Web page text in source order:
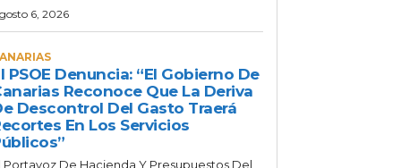
6, 2026
PSOE Denuncia: “El Gobierno De
Reconoce Que La Deriva
Descontrol Del Gasto Traerá
En Los Servicios
Portavoz De Hacienda Y Presupuestos Del